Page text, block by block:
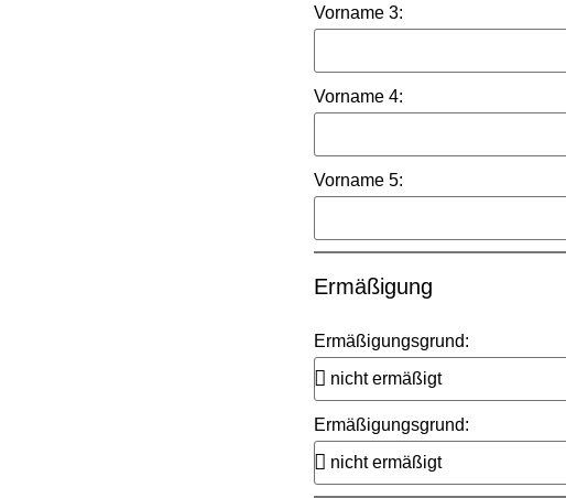
Vorname 3:
Vorname 4:
Vorname 5:
Ermäßigung
Ermäßigungsgrund:
Ermäßigungsgrund: